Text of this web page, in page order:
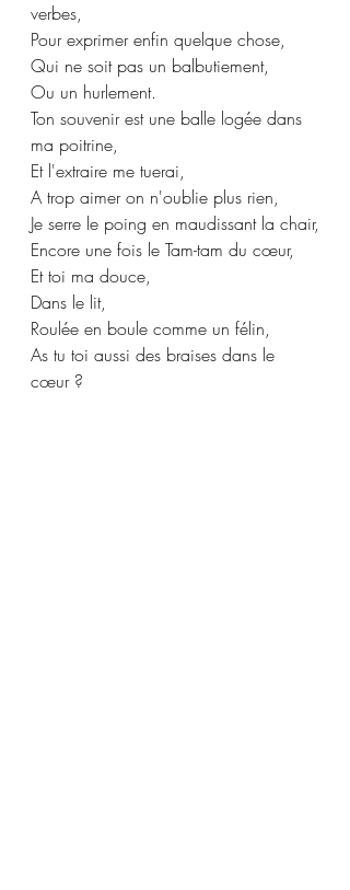
verbes,
Pour exprimer enfin quelque chose,
Qui ne soit pas un balbutiement,
Ou un hurlement.
Ton souvenir est une balle logée dans
ma poitrine,
Et l'extraire me tuerai,
A trop aimer on n'oublie plus rien,
Je serre le poing en maudissant la chair,
Encore une fois le Tam-tam du cœur,
Et toi ma douce,
Dans le lit,
Roulée en boule comme un félin,
As tu toi aussi des braises dans le
cœur ?